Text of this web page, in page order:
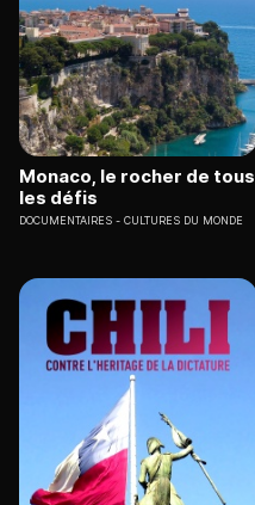
Monaco, le rocher de tous
les défis
DOCUMENTAIRES CULTURES DU MONDE